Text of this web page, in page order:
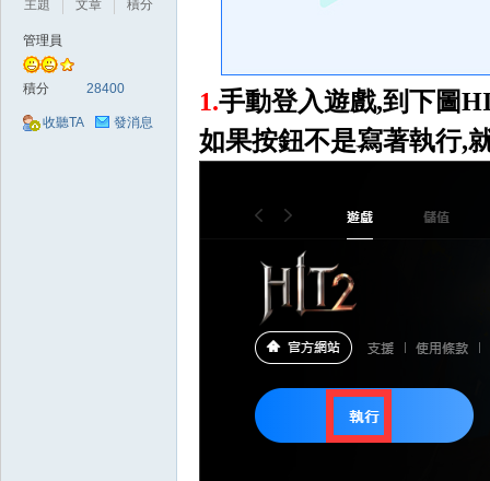
主題
文章
積分
管理員
積分 28400
收聽TA 發消息
1.手動登入遊戲,到下圖
如果按鈕不是寫著執行,